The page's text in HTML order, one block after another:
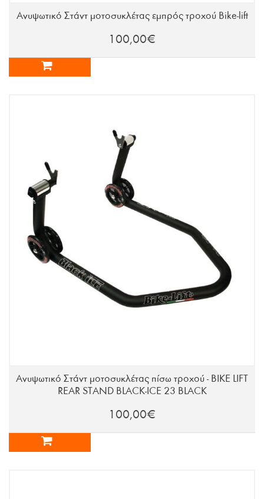
Ανυψωτικό Στάντ μοτοσυκλέτας εμπρός τροχού Bike-lift
100,00€
Ανυψωτικό Στάντ μοτοσυκλέτας πίσω τροχού - BIKE LIFT
REAR STAND BLACK-ICE 23 BLACK
100,00€